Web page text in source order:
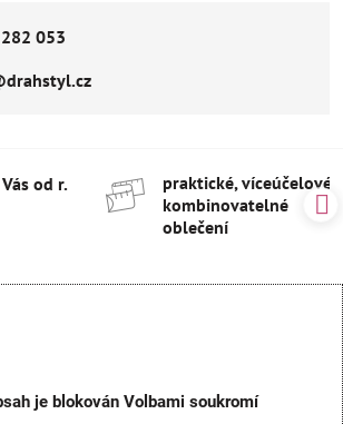
053
od r​.
praktické, víceúčelové
kombinovatelné
oblečení
je blokován Volbami soukromí